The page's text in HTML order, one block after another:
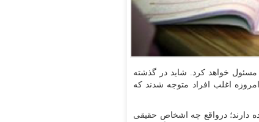
خواهد کرد. شاید در گذشته
اغلب افراد متوجه شدند که
دارند؛ درواقع چه اشخاص حقیقی